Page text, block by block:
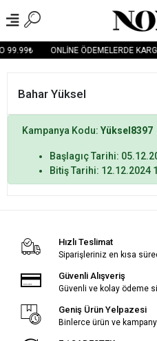
99.99₺ ONLİNE ÖDEMELERDE
Bahar Yüksel
Kampanya Kodu: Yüksel8397
Başlagıç Tarihi:
Bitiş Tarihi: 12.12.2024
Hızlı Teslimat
Siparişleriniz en kısa
Güvenli Alışveriş
Güvenli ve kolay ödeme
Geniş Ürün Yelpazesi
Binlerce ürün ve